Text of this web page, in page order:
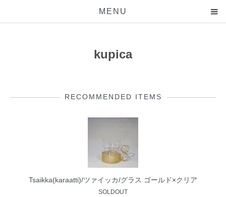
MENU
kupica
RECOMMENDED ITEMS
Tsaikka(karaatti)/ツァイッカ/グラス ゴールド×クリア
SOLDOUT